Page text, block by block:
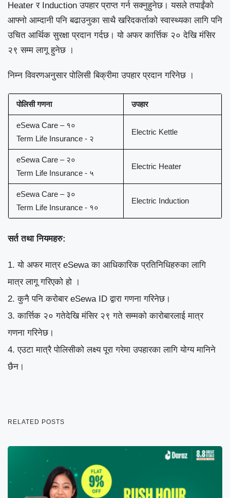
Heaterर Induction उपहार प्राप्त गर्न सक्नुहुनेछ। यसले तपाईंको
आफ्नो आम्दानी पनि बढाउनुका साथै खरिदकर्ताको स्वास्थ्यका लागि पनि
उचित आर्थिक सुरक्षा प्रदान गर्दछ। यो अफर कार्त्तिक २० देखि मंसिर
२९ सम्म लागू हुनेछ ।
निम्न विवरणअनुसार पोलिसी बिक्रीमा उपहार प्रदान गरिनेछ ।
पोलिसी गणना उपहार
eSewa Care – १०
Term Life Insurance - २
Electric Kettle
eSewa Care – २०
Term Life Insurance - ५
Electric Heater
eSewa Care – ३०
Term Life Insurance - १०
Electric Induction
सर्त तथा नियमहरु:
यो अफर मात्र eSewaका आधिकारिक प्रतिनिधिहरुकालागि
मात्र लागू गरिएको हो ।
कुनै पनि करोबारeSewa IDद्वारा गणना गरिनेछ।
कार्त्तिक २० गतेदेखि मंसिर २९ गते सम्मकोकारोबारलाई मात्र
गणना गरिनेछ।
एउटा मात्रै पोलिसीकोलक्ष्य पूरा गरेमा उपहारका लागि योग्य मानिने
छैन।
RELATED POSTS